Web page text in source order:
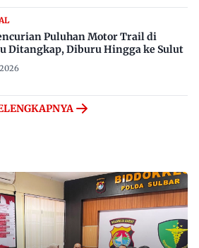
Puluhan Motor Trail di
Ditangkap, Diburu Hingga ke Sulut